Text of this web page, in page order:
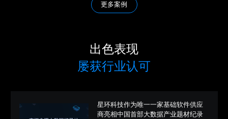
更多案例
出色表现
屡获行业认可
星环科技作为唯一一家基础软件供应
商亮相中国首部大数据产业题材纪录